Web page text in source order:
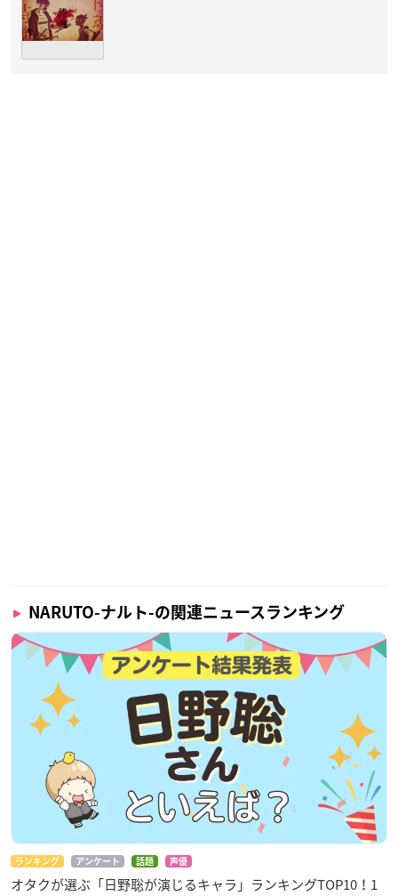
NARUTO-ナルト-の関連ニュースランキング
ランキング アンケート 話題 声優
オタクが選ぶ「日野聡が演じるキャラ」ランキングTOP10！1